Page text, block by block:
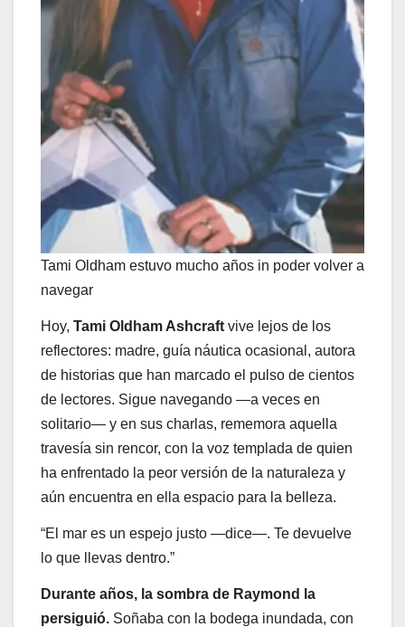
Tami Oldham estuvo mucho años in poder volver a
navegar
Hoy, Tami Oldham Ashcraft vive lejos de los
reflectores: madre, guía náutica ocasional, autora
de historias que han marcado el pulso de cientos
de lectores. Sigue navegando —a veces en
solitario— y en sus charlas, rememora aquella
travesía sin rencor, con la voz templada de quien
ha enfrentado la peor versión de la naturaleza y
aún encuentra en ella espacio para la belleza.
“El mar es un espejo justo —dice—. Te devuelve
lo que llevas dentro.”
Durante años, la sombra de Raymond la
persiguió. Soñaba con la bodega inundada, con